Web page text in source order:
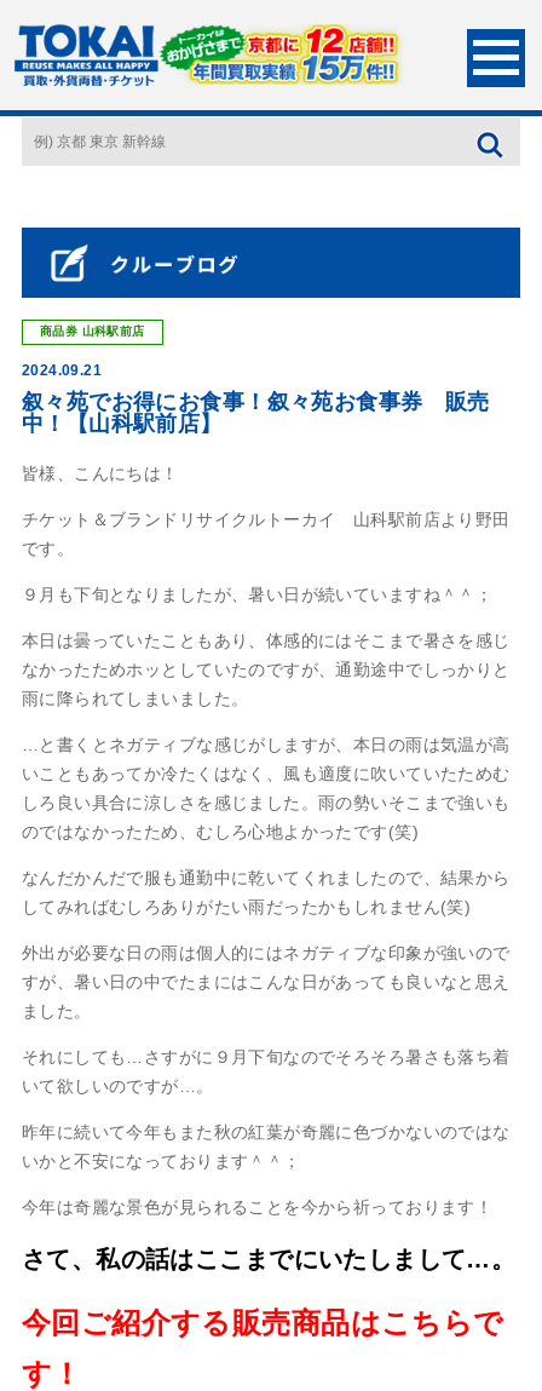
HOME
店長ブログ
叙々苑でお得にお食事！叙々苑お食事券 販売中！【山科
駅前店】
商品券 山科駅前店
2024.09.21
叙々苑でお得にお食事！叙々苑お食事券 販売
中！【山科駅前店】
皆様、こんにちは！
チケット＆ブランドリサイクルトーカイ 山科駅前店より野田
です。
９月も下旬となりましたが、暑い日が続いていますね＾＾；
本日は曇っていたこともあり、体感的にはそこまで暑さを感じ
なかったためホッとしていたのですが、通勤途中でしっかりと
雨に降られてしまいました。
…と書くとネガティブな感じがしますが、本日の雨は気温が高
いこともあってか冷たくはなく、風も適度に吹いていたためむ
しろ良い具合に涼しさを感じました。雨の勢いそこまで強いも
のではなかったため、むしろ心地よかったです(笑)
なんだかんだで服も通勤中に乾いてくれましたので、結果から
してみればむしろありがたい雨だったかもしれません(笑)
外出が必要な日の雨は個人的にはネガティブな印象が強いので
すが、暑い日の中でたまにはこんな日があっても良いなと思え
ました。
それにしても…さすがに９月下旬なのでそろそろ暑さも落ち着
いて欲しいのですが…。
昨年に続いて今年もまた秋の紅葉が奇麗に色づかないのではな
いかと不安になっております＾＾；
今年は奇麗な景色が見られることを今から祈っております！
さて、私の話はここまでにいたしまして…。
今回ご紹介する販売商品はこちらで
す！